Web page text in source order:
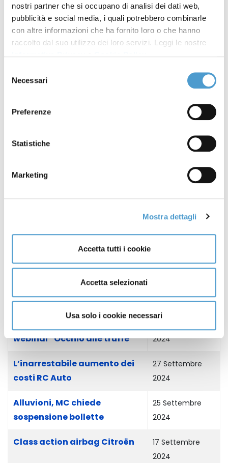
nostri partner che si occupano di analisi dei dati web,
pubblicità e social media, i quali potrebbero combinarle
con altre informazioni che ha fornito loro o che hanno
raccolto dal suo utilizzo dei loro servizi. Leggi le nostre
delNecessari
Preferenze
Statistiche
Marketing
Mostra dettagli
Accetta tutti i cookie
Accetta selezionati
Usa solo i cookie necessari
Comunità energetiche
rinnovabili, il 14 novembre
partecipa al webinar
13 Novembre
2024
rischi del compra ora, paga
Alluvione Valencia:
viaggio prenotati
05 Novembre
presentazione dell'OCDR
31 Ottobre 2024
Sessione programmatica
CNCU - Regioni 2024
Class action per rimborso
penali autonoleggio
webinar "Occhio alle truffe"
2024
L’inarrestabile aumento dei
costi RC Auto
27 Settembre
2024
Alluvioni, MC chiede
sospensione bollette
25 Settembre
2024
Class action airbag Citroën
17 Settembre
2024